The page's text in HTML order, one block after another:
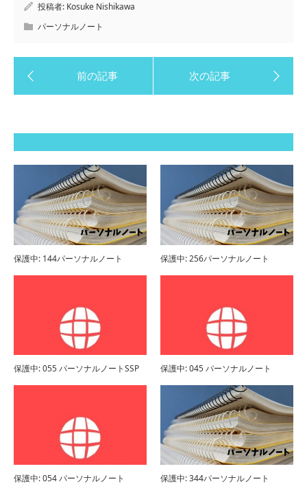
投稿者: Kosuke Nishikawa
パーソナルノート
保護中: 144パーソナルノート 保護中: 256パーソナルノート
保護中: 055 パーソナルノートSSP 保護中: 045 パーソナルノート
保護中: 054 パーソナルノート 保護中: 344パーソナルノート